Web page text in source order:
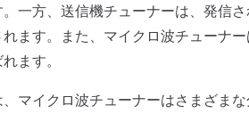
一方、送信機チューナーは、発信
ます。また、マイクロ波チューナ
ます。
マイクロ波チューナーはさまざま